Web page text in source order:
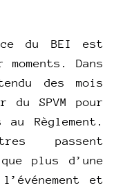
du BEI est
Dans
des mois
SPVM pour
Règlement.
passent
plus d’une
et